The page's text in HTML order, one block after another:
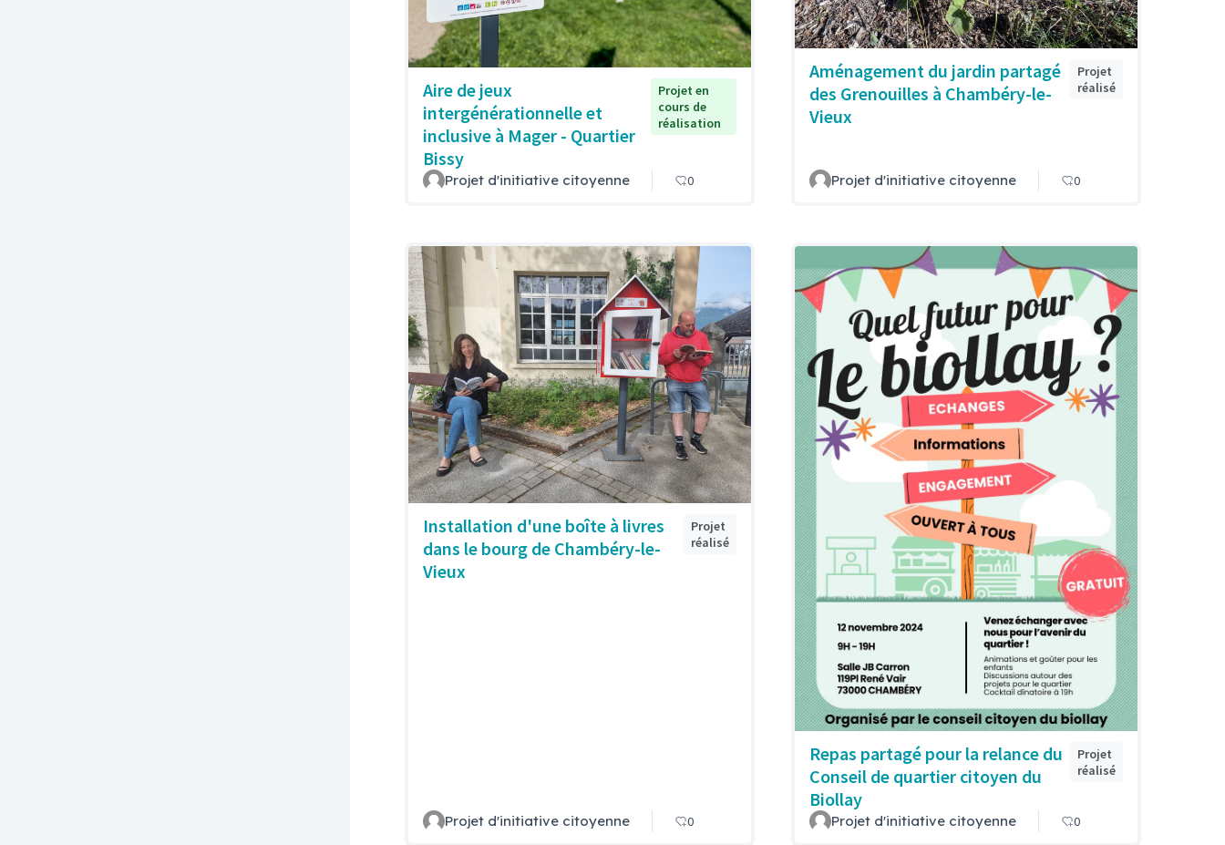
Aire de jeux
intergénérationnelle et
inclusive à Mager - Quartier
Bissy
Projet en
cours de
réalisation
Projet d'initiative citoyenne 0
Aménagement du jardin partagé
des Grenouilles à Chambéry-le-
Vieux
Projet
réalisé
Projet d'initiative citoyenne 0
Installation d'une boîte à livres
dans le bourg de Chambéry-le-
Vieux
Projet
réalisé
Projet d'initiative citoyenne 0
Repas partagé pour la relance du
Conseil de quartier citoyen du
Biollay
Projet
réalisé
Projet d'initiative citoyenne 0